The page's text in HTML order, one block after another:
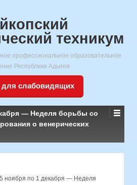
техникум
профессиональное образовательное
Республики Адыгея
для слабовидящих
— Неделя борьбы со
о венерических
ноября по 1 декабря — Неделя